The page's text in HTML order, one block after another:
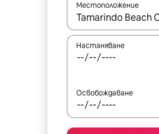
Местоположение
Когато
Настаняване
Освобождаване